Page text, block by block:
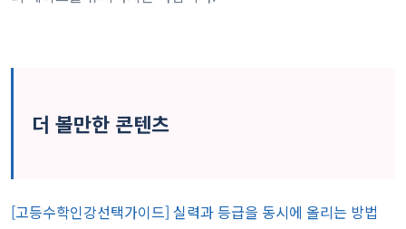
더 볼만한 콘텐츠
[고등수학인강선택가이드] 실력과 등급을 동시에 올리는 방법